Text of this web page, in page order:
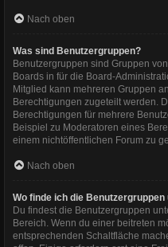
Nach oben
Was sind Benutzergruppen?
Benutzergruppen sind Gruppen
Boards in für die Board-
Mitglied kann mehreren Gruppen
Berechtigungen zugeteilt werden.
Berechtigungen für mehrere
Beispiel zu Moderatoren eines
einem nichtöffentlichen Forum zu
Nach oben
Wo finde ich die
Du findest die Benutzergruppen
Bereich. Wenn du einer beitreten
entsprechenden Schaltfläche